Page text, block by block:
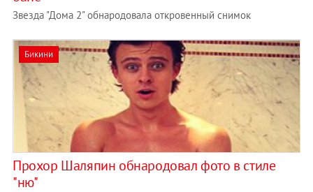
Звезда "Дома 2" обнародовала откровенный снимок
Бикини
Прохор Шаляпин обнародовал фото в стиле
"ню"